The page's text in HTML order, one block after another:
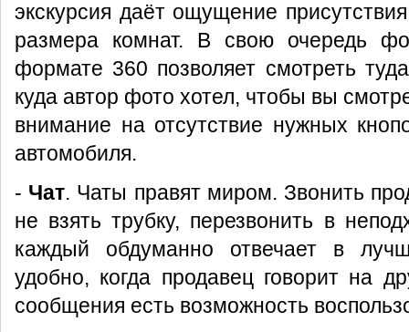
экскурсия даёт ощущение
размера комнат. В свою очередь
формате 360 позволяет смотреть
куда автор фото хотел, чтобы вы
внимание на отсутствие нужных
автомобиля.
- Чат. Чаты правят миром. Звонить
не взять трубку, перезвонить в
каждый обдуманно отвечает в
удобно, когда продавец говорит на
сообщения есть возможность